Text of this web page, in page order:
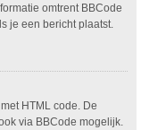
omtrent BBCode
je een bericht plaatst.
HTML code. De
via BBCode mogelijk.